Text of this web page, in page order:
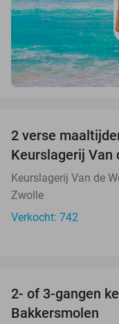
2 verse
Keurslagerij Van
Keurslagerij Van de
Zwolle
Verkocht: 742
2- of 3-gangen
Bakkersmolen